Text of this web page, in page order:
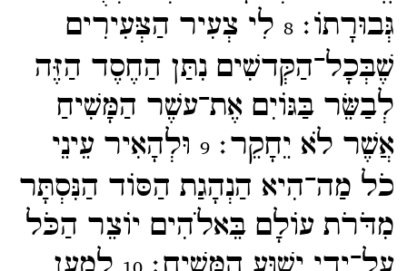
גְּבוּרָתוֹ׃8 לִי צְעִיר הַצְּעִירִים
שֶׁבְּכָל־​הַקְּדשִׁים נִתַּן הַחֶסֶד הַזֶּה
לְבַשֵּׂר בַּגּוֹיִם אֶת־​עשֶׁר הַמָּשִׁיחַ
אֲשֶׁר לֹא יֵחָקֵר׃9 וּלְהָאִיר עֵינֵי
כֹל מַה־​הִיא הַנְהָגַת הַסּוֹד הַנִּסְתָּר
מִדֹּרֹת עוֹלָם בֵּאלֹהִים יוֹצֵר הַכֹּל